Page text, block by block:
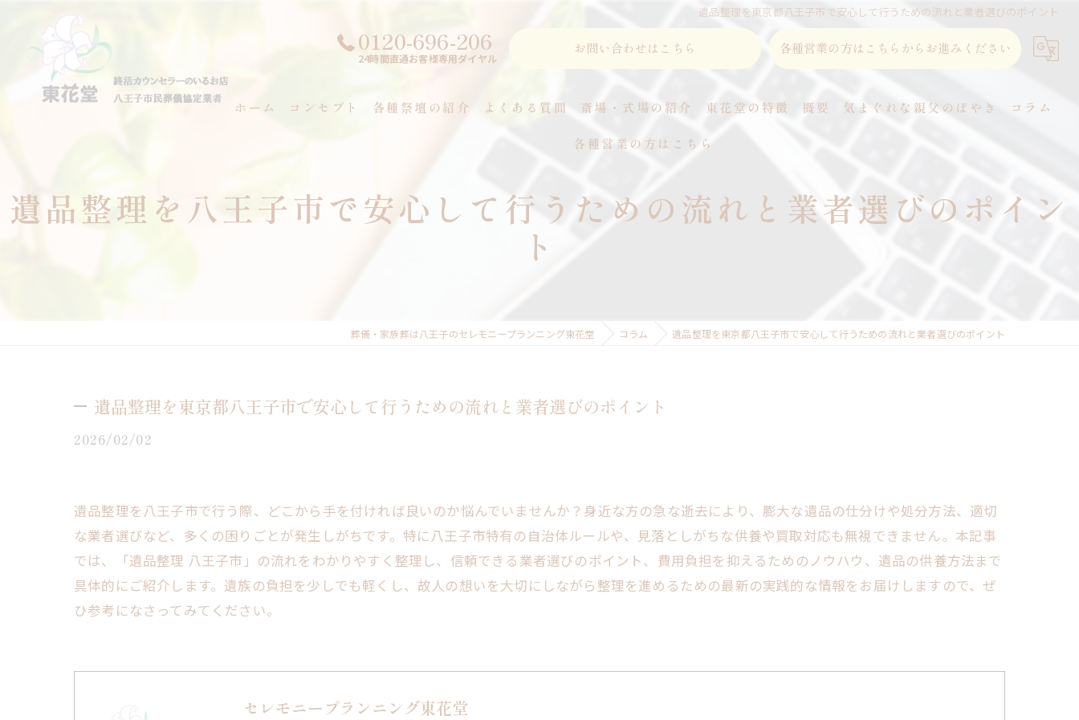
遺品整理を東京都八王子市で安心して行うための流れと業者選びのポイント
0120-696-206
24時間直通お客様専用ダイヤル
お問い合わせはこちら 各種営業の方はこちらからお進みください
ホーム コンセプト 各種祭壇の紹介 よくある質問 斎場・式場の紹介 東花堂の特徴
家族葬
概要 気まぐれな親父のぼやき コラム
各種営業の方はこちら
遺品整理を八王子市で安心して行うための流れと業者選びのポイン
ト
葬儀・家族葬は八王子のセレモニープランニング東花堂 コラム 遺品整理を東京都八王子市で安心して行うための流れと業者選びのポイント
遺品整理を東京都八王子市で安心して行うための流れと業者選びのポイント
2026/02/02
遺品整理を八王子市で行う際、どこから手を付ければ良いのか悩んでいませんか？身近な方の急な逝去により、膨大な遺品の仕分けや処分方法、適切
な業者選びなど、多くの困りごとが発生しがちです。特に八王子市特有の自治体ルールや、見落としがちな供養や買取対応も無視できません。本記事
では、「遺品整理 八王子市」の流れをわかりやすく整理し、信頼できる業者選びのポイント、費用負担を抑えるためのノウハウ、遺品の供養方法まで
具体的にご紹介します。遺族の負担を少しでも軽くし、故人の想いを大切にしながら整理を進めるための最新の実践的な情報をお届けしますので、ぜ
ひ参考になさってみてください。
セレモニープランニング東花堂